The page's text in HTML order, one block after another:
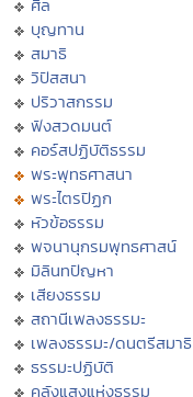
ศีล
บุญทาน
สมาธิ
วิปัสสนา
ปริวาสกรรม
ฟังสวดมนต์
คอร์สปฏิบัติธรรม
พระพุทธศาสนา
พระไตรปิฏก
หัวข้อธรรม
พจนานุกรมพุทธศาสน์
มิลินทปัญหา
เสียงธรรม
สถานีเพลงธรรมะ
เพลงธรรมะ/ดนตรีสมาธิ
ธรรมะปฏิบัติ
คลังแสงแห่งธรรม